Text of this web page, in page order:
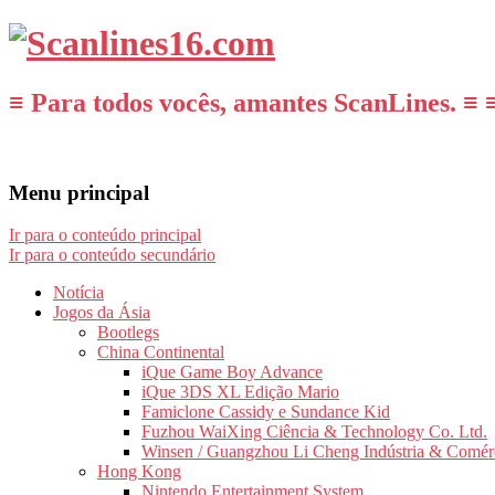
≡ Para todos vocês, amantes ScanLines. ≡
Menu principal
Ir para o conteúdo principal
Ir para o conteúdo secundário
Notícia
Jogos da Ásia
Bootlegs
China Continental
iQue Game Boy Advance
iQue 3DS XL Edição Mario
Famiclone Cassidy e Sundance Kid
Fuzhou WaiXing Ciência & Technology Co. Ltd.
Winsen / Guangzhou Li Cheng Indústria &
Hong Kong